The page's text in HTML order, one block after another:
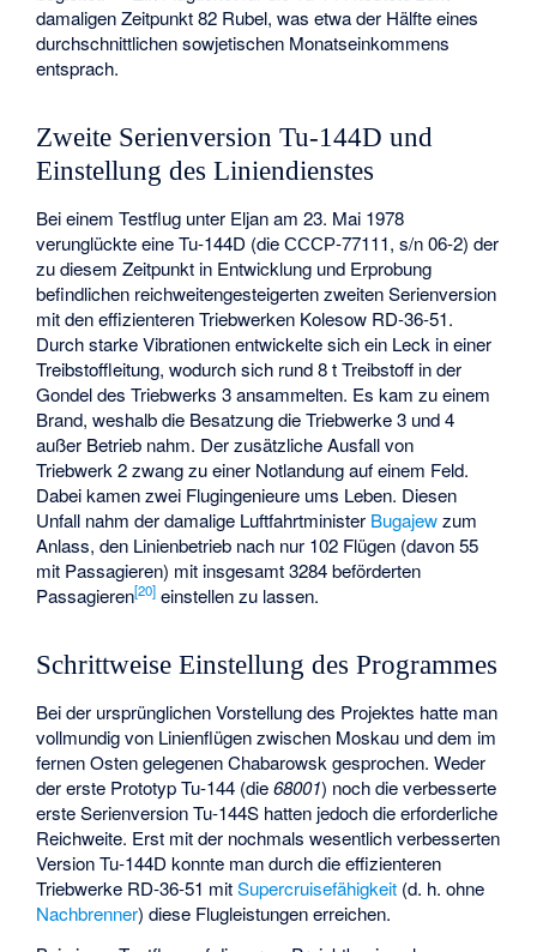
damaligen Zeitpunkt 82 Rubel, was etwa der Hälfte eines
durchschnittlichen sowjetischen Monatseinkommens
entsprach.
Zweite Serienversion Tu-144D und
Einstellung des Liniendienstes
Bei einem Testflug unter Eljan am 23. Mai 1978
verunglückte eine Tu-144D (die СССР-77111, s/n 06-2) der
zu diesem Zeitpunkt in Entwicklung und Erprobung
befindlichen reichweitengesteigerten zweiten Serienversion
mit den effizienteren Triebwerken Kolesow RD-36-51.
Durch starke Vibrationen entwickelte sich ein Leck in einer
Treibstoffleitung, wodurch sich rund 8 t Treibstoff in der
Gondel des Triebwerks 3 ansammelten. Es kam zu einem
Brand, weshalb die Besatzung die Triebwerke 3 und 4
außer Betrieb nahm. Der zusätzliche Ausfall von
Triebwerk 2 zwang zu einer Notlandung auf einem Feld.
Dabei kamen zwei Flugingenieure ums Leben. Diesen
Unfall nahm der damalige Luftfahrtminister Bugajewzum
Anlass, den Linienbetrieb nach nur 102 Flügen (davon 55
mit Passagieren) mit insgesamt 3284 beförderten
Passagieren[20] einstellen zu lassen.
Schrittweise Einstellung des Programmes
Bei der ursprünglichen Vorstellung des Projektes hatte man
vollmundig von Linienflügen zwischen Moskau und dem im
fernen Osten gelegenen Chabarowsk gesprochen. Weder
der erste Prototyp Tu-144 (die68001) noch die verbesserte
erste Serienversion Tu-144S hatten jedoch die erforderliche
Reichweite. Erst mit der nochmals wesentlich verbesserten
Version Tu-144D konnte man durch die effizienteren
Triebwerke RD-36-51 mitSupercruisefähigkeit (d. h. ohne
Nachbrenner) diese Flugleistungen erreichen.